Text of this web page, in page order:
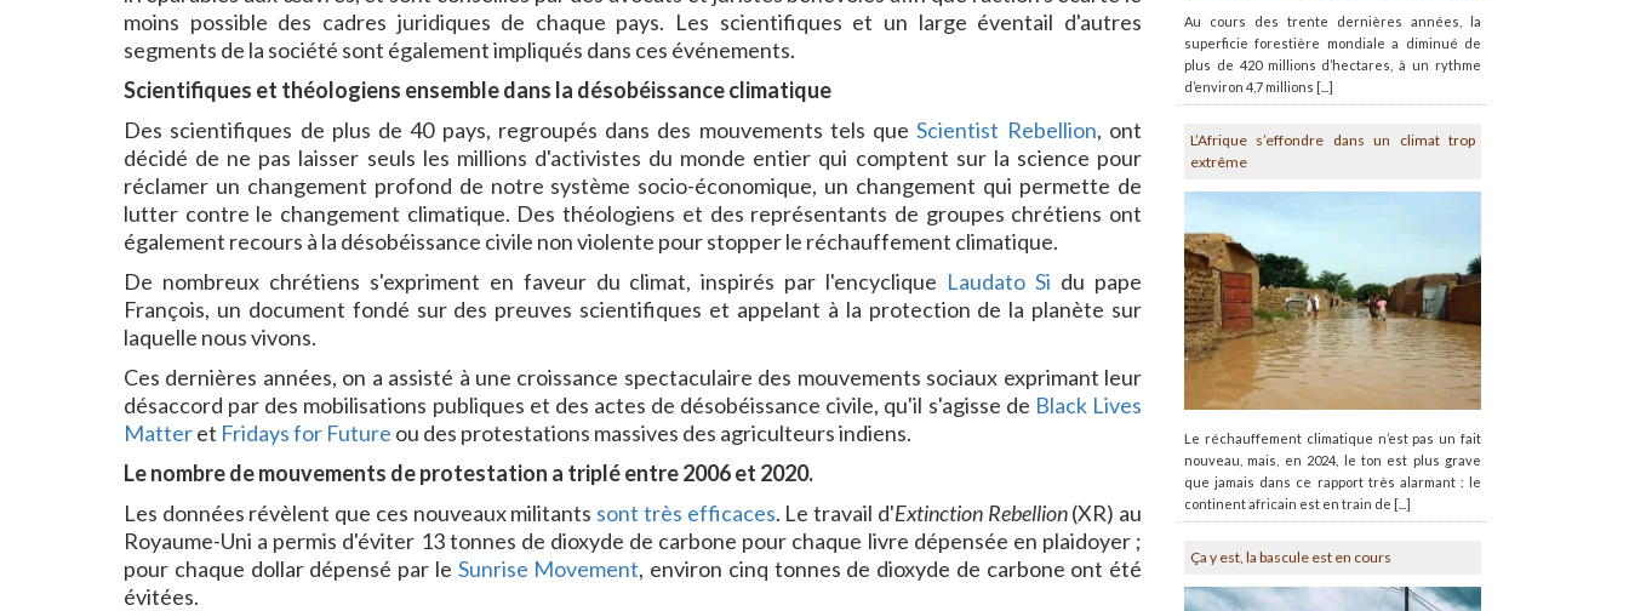
moins possible des cadres juridiques de chaque pays. Les scientifiques et un large éventail d'autres
segments de la société sont également impliqués dans ces événements.
Scientifiques et théologiens ensemble dans la désobéissance climatique
Des scientifiques de plus de 40 pays, regroupés dans des mouvements tels queScientist Rebellion, ont
décidé de ne pas laisser seuls les millions d'activistes du monde entier qui comptent sur la science pour
réclamer un changement profond de notre système socio-économique, un changement qui permette de
lutter contre le changement climatique. Des théologiens et des représentants de groupes chrétiens ont
également recours à la désobéissance civile non violente pour stopper le réchauffement climatique.
De nombreux chrétiens s'expriment en faveur du climat, inspirés par l'encyclique Laudato Si du pape
François, un document fondé sur des preuves scientifiques et appelant à la protection de la planète sur
laquelle nous vivons.
Ces dernières années, on a assisté à une croissance spectaculaire des mouvements sociaux exprimant leur
désaccord par des mobilisations publiques et des actes de désobéissance civile, qu'il s'agisse de Black Lives
Matteret Fridays for Future ou des protestations massives des agriculteurs indiens.
Le nombre de mouvements de protestation a triplé entre 2006 et 2020.
Les données révèlent que ces nouveaux militants sont très efficaces. Le travail d'Extinction Rebellion(XR) au
Royaume-Uni a permis d'éviter 13 tonnes de dioxyde de carbone pour chaque livre dépensée en plaidoyer ;
pour chaque dollar dépensé par le Sunrise Movement, environ cinq tonnes de dioxyde de carbone ont été
évitées.
Au cours des trente dernières années, la
superficie forestière mondiale a diminué de
plus de 420 millions d’hectares, à un rythme
d’environ 4,7 millions [...]
L’Afrique s’effondre dans un climat trop
extrême
Le réchauffement climatique n’est pas un fait
nouveau, mais, en 2024, le ton est plus grave
que jamais dans ce rapport très alarmant : le
continent africain est en train de [...]
Ça y est, la bascule est en cours